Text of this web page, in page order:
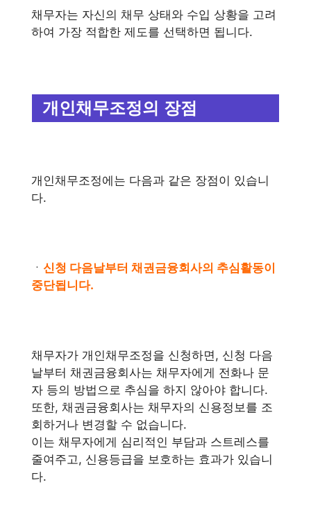
채무자는 자신의 채무 상태와 수입 상황을 고려
하여 가장 적합한 제도를 선택하면 됩니다.
개인채무조정의 장점
개인채무조정에는 다음과 같은 장점이 있습니
다.
ㆍ 신청 다음날부터 채권금융회사의 추심활동이
중단됩니다.
채무자가 개인채무조정을 신청하면, 신청 다음
날부터 채권금융회사는 채무자에게 전화나 문
자 등의 방법으로 추심을 하지 않아야 합니다.
또한, 채권금융회사는 채무자의 신용정보를 조
회하거나 변경할 수 없습니다.
이는 채무자에게 심리적인 부담과 스트레스를
줄여주고, 신용등급을 보호하는 효과가 있습니
다.